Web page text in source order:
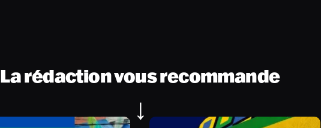
La rédaction vous recommande